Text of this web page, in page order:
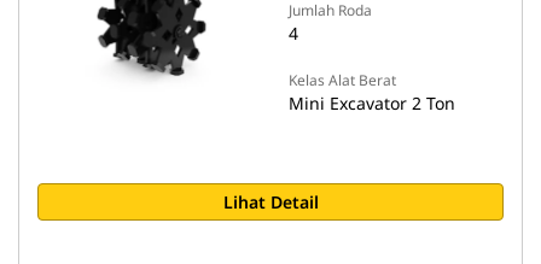
Jumlah Roda
4
Kelas Alat Berat
Mini Excavator 2 Ton
Lihat Detail